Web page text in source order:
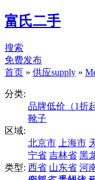
富氏二手
搜索
免费发布
首页 » 供应supply »
分类:
品牌低价（1折
靴子
区域:
北京市
上海市
宁省 吉林省 黑
西省 山东省 河
类型: